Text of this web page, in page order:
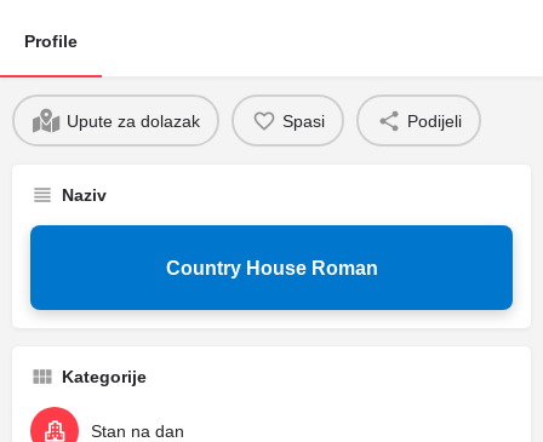
Profile
Upute za dolazak Spasi Podijeli
Naziv
Country House Roman
Kategorije
Stan na dan